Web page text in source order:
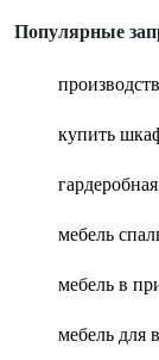
Популярные
купить
мебель
мебель в
мебель для